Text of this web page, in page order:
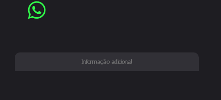
Informação adicional